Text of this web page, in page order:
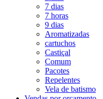
7 dias
7 horas
9 dias
Aromatizadas
cartuchos
Castiçal
Comum
Pacotes
Repelentes
Vela de batismo